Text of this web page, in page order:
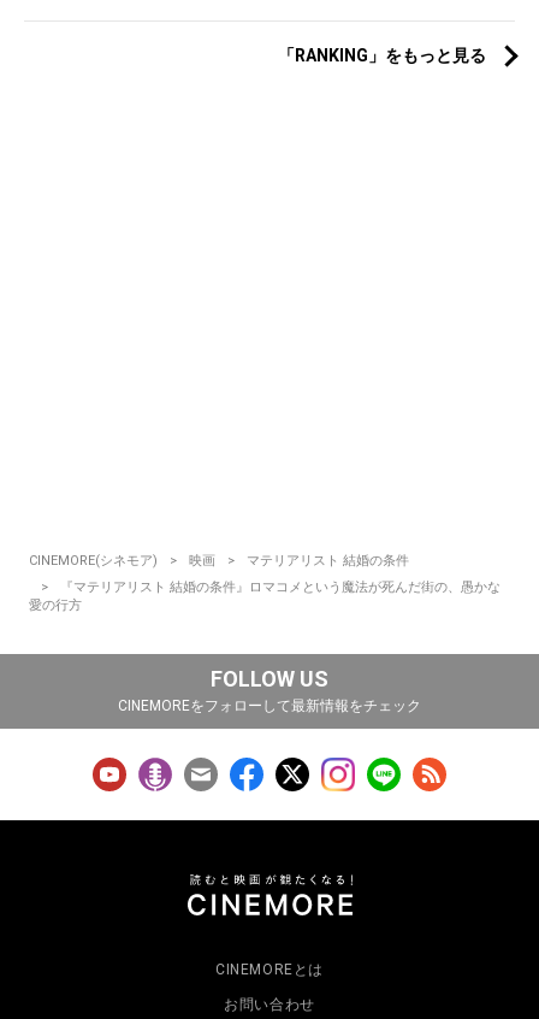
「RANKING」をもっと見る
CINEMORE(シネモア) 映画
マテリアリスト 結婚の条件
『マテリアリスト 結婚の条件』ロマコメという魔法が死んだ街の、愚かな
愛の行方
FOLLOW US
CINEMOREをフォローして最新情報をチェック
CINEMOREとは
お問い合わせ